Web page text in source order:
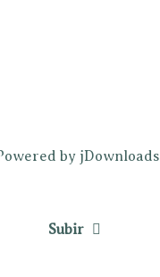
by jDownloads
Subir